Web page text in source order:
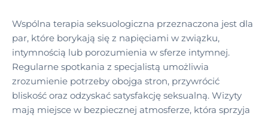
Wspólna terapia seksuologiczna przeznaczona jest dla
par, które borykają się z napięciami w związku,
intymnością lub porozumienia w sferze intymnej.
Regularne spotkania z specjalistą umożliwia
zrozumienie potrzeby obojga stron, przywrócić
bliskość oraz odzyskać satysfakcję seksualną. Wizyty
mają miejsce w bezpiecznej atmosferze, która sprzyja